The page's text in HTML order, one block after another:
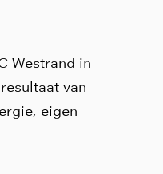
Westrand in
van
eigen